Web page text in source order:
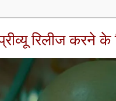
रिलीज करने